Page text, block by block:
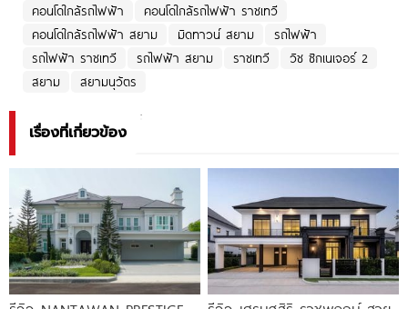
คอนโดใกล้รถไฟฟ้า
คอนโดใกล้รถไฟฟ้า ราชเทวี
คอนโดใกล้รถไฟฟ้า สยาม
มิดทาวน์ สยาม
รถไฟฟ้า
รถไฟฟ้า ราชเทวี
รถไฟฟ้า สยาม ราชเทวี
วิช ซิกเนเจอร์ 2
สยาม
สยามนุวัตร
เรื่องที่เกี่ยวข้อง